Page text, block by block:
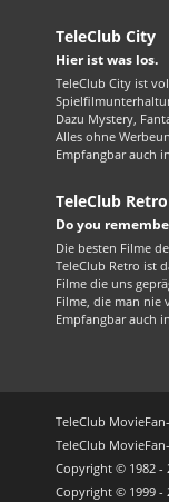
TeleClub City
Hier ist was los.
TeleClub City ist
Dazu Mystery,
Alles ohne
Empfangbar auch
TeleClub Retro
Do you
Die besten Filme
TeleClub Retro ist
Filme die uns
Filme, die man nie
Empfangbar auch
TeleClub
TeleClub
Copyright © 1982 -
Copyright © 1999 -